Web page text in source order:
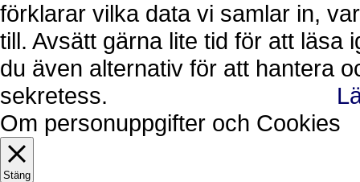
förklarar vilka data vi samlar in,
till. Avsätt gärna lite tid för att läsa
du även alternativ för att hantera
sekretess.
Om personuppgifter och Cookies
Stäng